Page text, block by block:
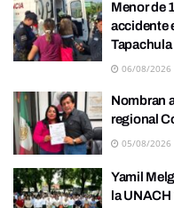
Menor de
accidente
Tapachula
06/08/2026
Nombran
regional
05/08/2026
Yamil
la UNACH